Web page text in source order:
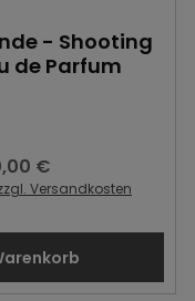
- Shooting
de Parfum
Preis:
€
Versandkosten